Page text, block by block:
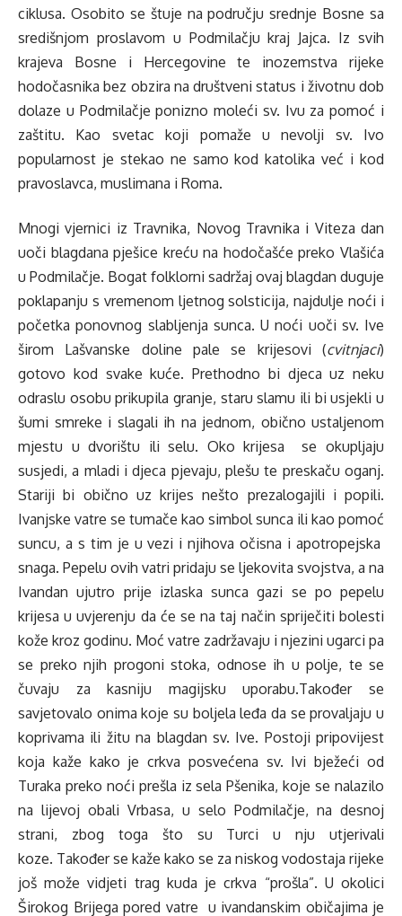
ciklusa. Osobito se štuje na području srednje Bosne sa
središnjom proslavom u Podmilačju kraj Jajca. Iz svih
krajeva Bosne i Hercegovine te inozemstva rijeke
hodočasnika bez obzira na društveni status i životnu dob
dolaze u Podmilačje ponizno moleći sv. Ivu za pomoć i
zaštitu. Kao svetac koji pomaže u nevolji sv. Ivo
popularnost je stekao ne samo kod katolika već i kod
pravoslavca, muslimana i Roma.
Mnogi vjernici iz Travnika, Novog Travnika i Viteza dan
uoči blagdana pješice kreću na hodočašće preko Vlašića
u Podmilačje. Bogat folklorni sadržaj ovaj blagdan duguje
poklapanju s vremenom ljetnog solsticija, najdulje noći i
početka ponovnog slabljenja sunca. U noći uoči sv. Ive
širom Lašvanske doline pale se krijesovi (cvitnjaci)
gotovo kod svake kuće. Prethodno bi djeca uz neku
odraslu osobu prikupila granje, staru slamu ili bi usjekli u
šumi smreke i slagali ih na jednom, obično ustaljenom
mjestu u dvorištu ili selu. Oko krijesa se okupljaju
susjedi, a mladi i djeca pjevaju, plešu te preskaču oganj.
Stariji bi obično uz krijes nešto prezalogajili i popili.
Ivanjske vatre se tumače kao simbol sunca ili kao pomoć
suncu, a s tim je u vezi i njihova očisna i apotropejska
snaga. Pepelu ovih vatri pridaju se ljekovita svojstva, a na
Ivandan ujutro prije izlaska sunca gazi se po pepelu
krijesa u uvjerenju da će se na taj način spriječiti bolesti
kože kroz godinu. Moć vatre zadržavaju i njezini ugarci pa
se preko njih progoni stoka, odnose ih u polje, te se
čuvaju za kasniju magijsku uporabu.Također se
savjetovalo onima koje su boljela leđa da se provaljaju u
koprivama ili žitu na blagdan sv. Ive. Postoji pripovijest
koja kaže kako je crkva posvećena sv. Ivi bježeći od
Turaka preko noći prešla iz sela Pšenika, koje se nalazilo
na lijevoj obali Vrbasa, u selo Podmilačje, na desnoj
strani, zbog toga što su Turci u nju utjerivali
koze. Također se kaže kako se za niskog vodostaja rijeke
još može vidjeti trag kuda je crkva “prošla”. U okolici
Širokog Brijega pored vatre u ivandanskim običajima je